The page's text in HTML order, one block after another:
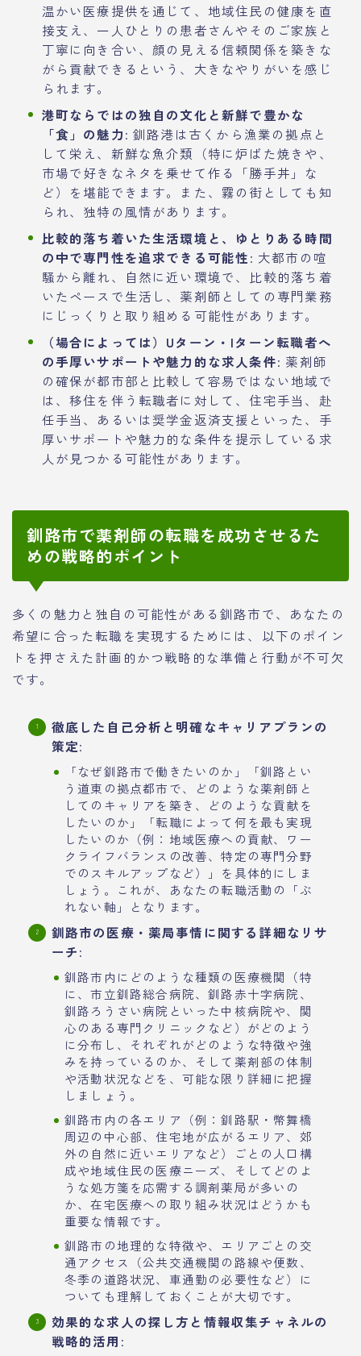
温かい医療提供を通じて、地域住民の健康を直
接支え、一人ひとりの患者さんやそのご家族と
丁寧に向き合い、顔の見える信頼関係を築きな
がら貢献できるという、大きなやりがいを感じ
られます。
港町ならではの独自の文化と新鮮で豊かな
「食」の魅力: 釧路港は古くから漁業の拠点と
して栄え、新鮮な魚介類（特に炉ばた焼きや、
市場で好きなネタを乗せて作る「勝手丼」な
ど）を堪能できます。また、霧の街としても知
られ、独特の風情があります。
比較的落ち着いた生活環境と、ゆとりある時間
の中で専門性を追求できる可能性: 大都市の喧
騒から離れ、自然に近い環境で、比較的落ち着
いたペースで生活し、薬剤師としての専門業務
にじっくりと取り組める可能性があります。
（場合によっては）Uターン・Iターン転職者へ
の手厚いサポートや魅力的な求人条件: 薬剤師
の確保が都市部と比較して容易ではない地域で
は、移住を伴う転職者に対して、住宅手当、赴
任手当、あるいは奨学金返済支援といった、手
厚いサポートや魅力的な条件を提示している求
人が見つかる可能性があります。
釧路市で薬剤師の転職を成功させるた
めの戦略的ポイント
多くの魅力と独自の可能性がある釧路市で、あなたの
希望に合った転職を実現するためには、以下のポイン
トを押さえた計画的かつ戦略的な準備と行動が不可欠
です。
徹底した自己分析と明確なキャリアプランの
策定:
「なぜ釧路市で働きたいのか」「釧路とい
う道東の拠点都市で、どのような薬剤師と
してのキャリアを築き、どのような貢献を
したいのか」「転職によって何を最も実現
したいのか（例：地域医療への貢献、ワー
クライフバランスの改善、特定の専門分野
でのスキルアップなど）」を具体的にしま
しょう。これが、あなたの転職活動の「ぶ
れない軸」となります。
釧路市の医療・薬局事情に関する詳細なリサ
ーチ:
釧路市内にどのような種類の医療機関（特
に、市立釧路総合病院、釧路赤十字病院、
釧路ろうさい病院といった中核病院や、関
心のある専門クリニックなど）がどのよう
に分布し、それぞれがどのような特徴や強
みを持っているのか、そして薬剤部の体制
や活動状況などを、可能な限り詳細に把握
しましょう。
釧路市内の各エリア（例：釧路駅・幣舞橋
周辺の中心部、住宅地が広がるエリア、郊
外の自然に近いエリアなど）ごとの人口構
成や地域住民の医療ニーズ、そしてどのよ
うな処方箋を応需する調剤薬局が多いの
か、在宅医療への取り組み状況はどうかも
重要な情報です。
釧路市の地理的な特徴や、エリアごとの交
通アクセス（公共交通機関の路線や便数、
冬季の道路状況、車通勤の必要性など）に
ついても理解しておくことが大切です。
効果的な求人の探し方と情報収集チャネルの
戦略的活用 :